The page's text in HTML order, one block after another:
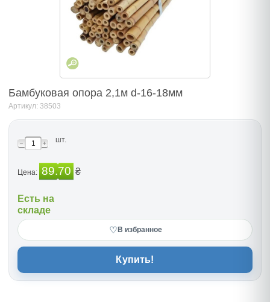
Бамбуковая опора 2,1м d-16-18мм
Артикул: 38503
шт.
Цена: 89.70 ₴
Есть на
складе
♡ В избранное
Купить!